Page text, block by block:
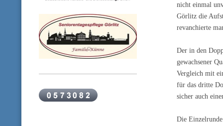
nicht einmal
Görlitz die
revanchierte
Der in den
gewachsener
Vergleich mit
für das dritte
sicher auch
Die